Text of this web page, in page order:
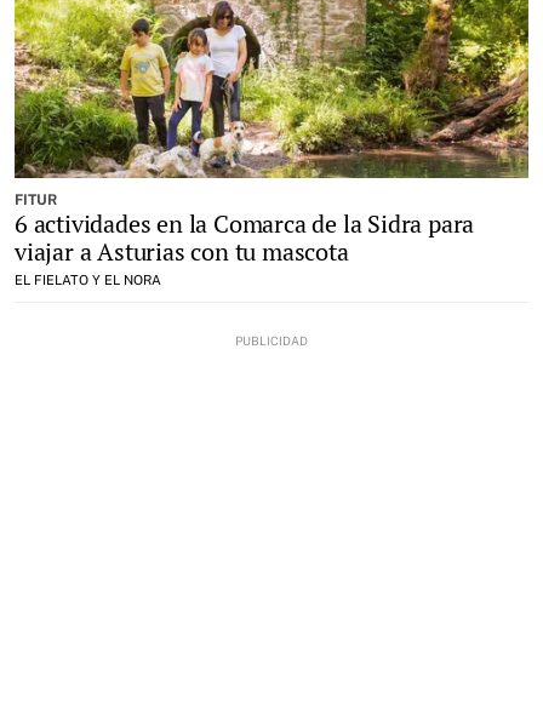
FITUR
6 actividades en la Comarca de la Sidra para
viajar a Asturias con tu mascota
EL FIELATO Y EL NORA